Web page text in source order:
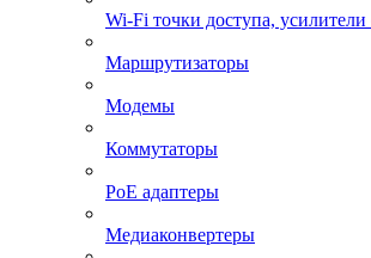
Wi-Fi точки доступа, усилители
Маршрутизаторы
Модемы
Коммутаторы
PoE адаптеры
Медиаконвертеры